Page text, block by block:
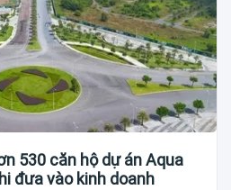
530 căn hộ dự án Aqua
đưa vào kinh doanh